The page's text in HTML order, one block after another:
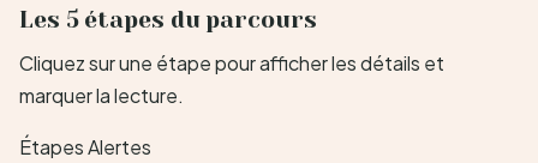
Les 5 étapes du parcours
Cliquez sur une étape pour afficher les détails et
marquer la lecture.
ÉtapesAlertes